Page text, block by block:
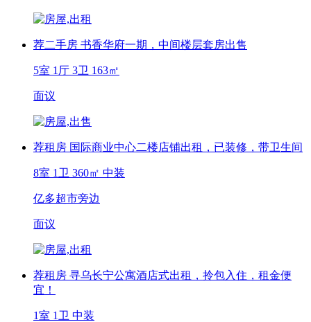
荐二手房 书香华府一期，中间楼层套房出售
5室 1厅 3卫 163㎡
面议
荐租房 国际商业中心二楼店铺出租，已装修，带卫生间
8室 1卫 360㎡ 中装
亿多超市旁边
面议
荐租房 寻乌长宁公寓酒店式出租，拎包入住，租金便
宜！
1室 1卫 中装